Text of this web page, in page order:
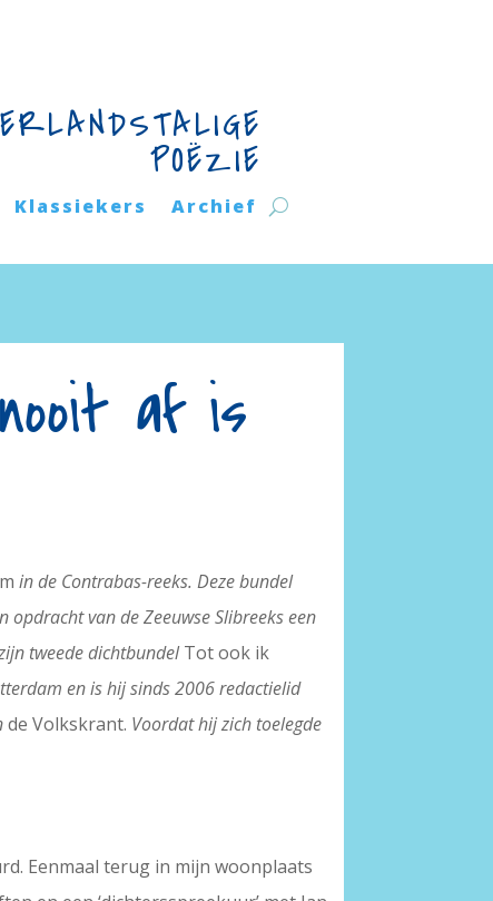
POËZIE
Klassiekers Archief
af is
in de Contrabas-reeks. Deze bundel
van de Zeeuwse Slibreeks een
tweede dichtbundelTot ook ik
en is hij sinds 2006 redactielid
de Volkskrant. Voordat hij zich toelegde
Eenmaal terug in mijn woonplaats